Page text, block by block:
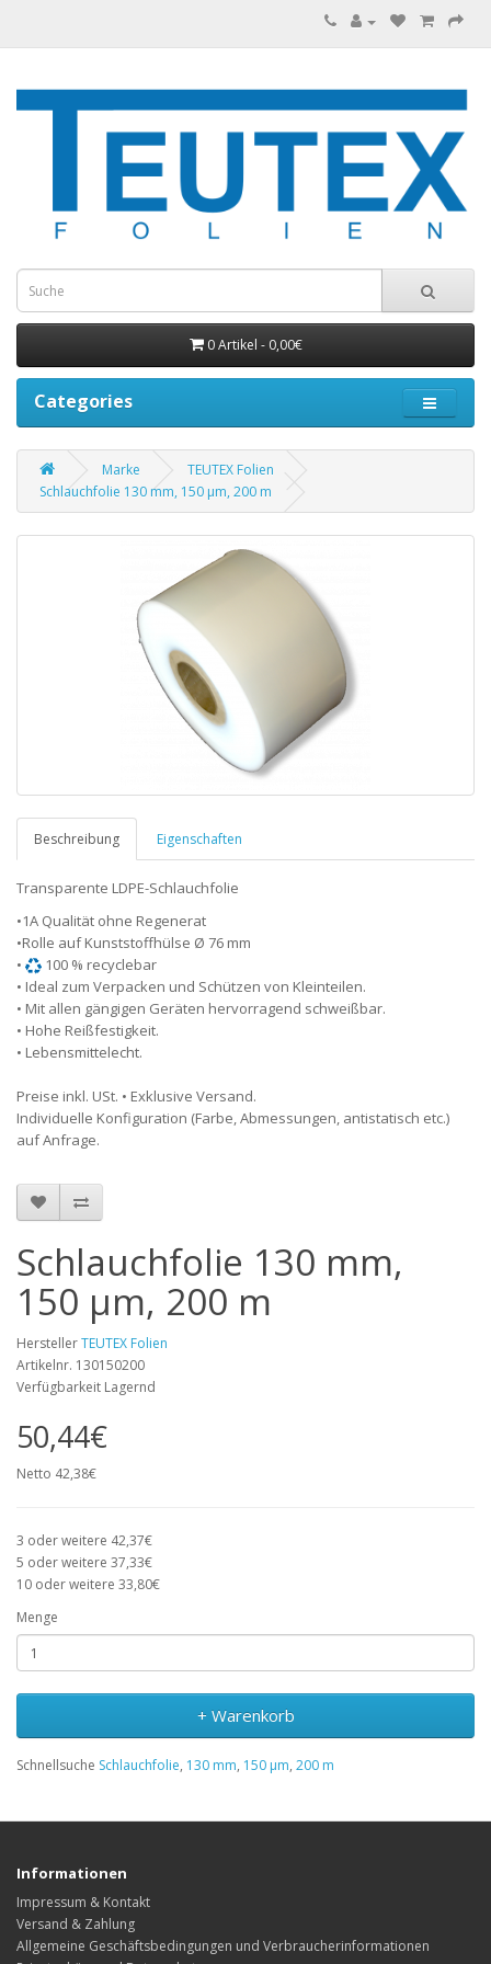
0 Artikel - 0,00€
Categories
Marke
TEUTEX Folien
Schlauchfolie 130 mm, 150 µm, 200 m
Beschreibung Eigenschaften
Transparente LDPE-Schlauchfolie
•1A Qualität ohne Regenerat
•Rolle auf Kunststoffhülse Ø 76 mm
•
100 % recyclebar
• Ideal zum Verpacken und Schützen von Kleinteilen.
• Mit allen gängigen Geräten hervorragend schweißbar.
• Hohe Reißfestigkeit.
• Lebensmittelecht.
Preise inkl. USt. • Exklusive Versand.
Individuelle Konfiguration (Farbe, Abmessungen, antistatisch etc.)
auf Anfrage.
Schlauchfolie 130 mm,
150 µm, 200 m
HerstellerTEUTEX Folien
Artikelnr. 130150200
Verfügbarkeit Lagernd
50,44€
Netto 42,38€
3 oder weitere 42,37€
5 oder weitere 37,33€
10 oder weitere 33,80€
Menge
+ Warenkorb
Schnellsuche Schlauchfolie, 130 mm, 150 µm, 200 m
Informationen
Impressum & Kontakt
Versand & Zahlung
Allgemeine Geschäftsbedingungen und Verbraucherinformationen